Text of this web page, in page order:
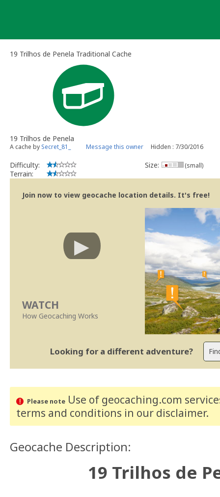
19 Trilhos de Penela Traditional Cache
19 Trilhos de Penela
A cache by Secret_81_ Message this owner Hidden : 7/30/2016
Difficulty:
Terrain:
Size: (small)
Join now to view geocache location details. It's free!
WATCH
How Geocaching Works
Looking for a different adventure?
Please noteUse of geocaching.com
terms and conditions in our disclaimer.
Geocache Description:
19 Trilhos de